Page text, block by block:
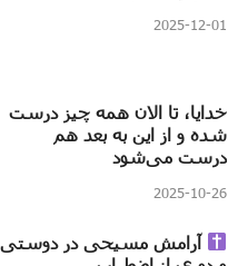
2025-12-01
خدایا، تا الان همه چیز درست
شده و از این به بعد هم
درست می‌شود
2025-10-26
آرامش مسیحی در دوستی